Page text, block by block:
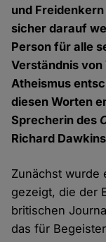
und
sicher darauf
Person für alle
Verständnis
Atheismus
diesen Worten
Sprecherin des
Richard
Zunächst wurde
gezeigt, die der
britischen
das für